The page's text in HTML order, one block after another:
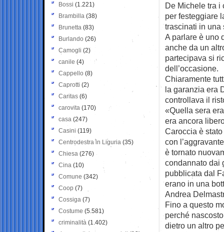
De Michele tra i
per festeggiare
trascinati in una
A parlare è uno
anche da un
partecipava si
dell’occasione.
Chiaramente
la garanzia era
controllava il
«Quella sera
era ancora
Caroccia è
con
è tornato
condannato dai
pubblicata dal
erano in una
Andrea
Fino a questo
perché
dietro un altro
Bossi (1.221)
Brambilla (38)
Brunetta (83)
Burlando (26)
Camogli (2)
canile (4)
Cappello (8)
Caprotti (2)
Caritas (6)
carovita (170)
casa (247)
Casini (119)
Centrodestra in Liguria (35)
Chiesa (276)
Cina (10)
Comune (342)
Coop (7)
Cossiga (7)
Costume (5.581)
criminalità (1.402)